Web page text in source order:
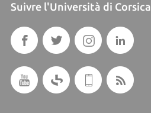
Suivre l'Università di Corsica